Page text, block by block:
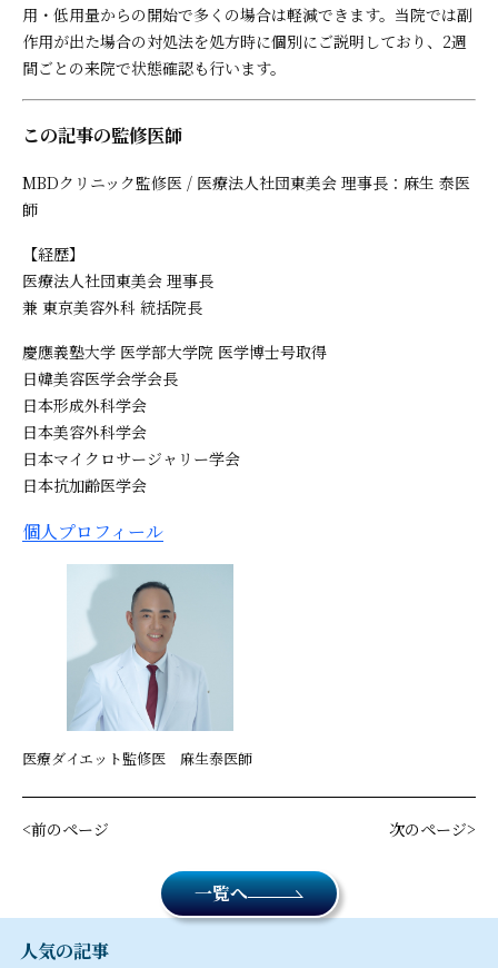
用・低用量からの開始で多くの場合は軽減できます。当院では副
作用が出た場合の対処法を処方時に個別にご説明しており、2週
間ごとの来院で状態確認も行います。
この記事の監修医師
MBDクリニック監修医 / 医療法人社団東美会 理事長：麻生 泰医
師
【経歴】
医療法人社団東美会 理事長
兼 東京美容外科 統括院長
慶應義塾大学 医学部大学院 医学博士号取得
日韓美容医学会学会長
日本形成外科学会
日本美容外科学会
日本マイクロサージャリー学会
日本抗加齢医学会
個人プロフィール
医療ダイエット監修医 麻生泰医師
前のページ 次のページ
一覧へ
人気の記事